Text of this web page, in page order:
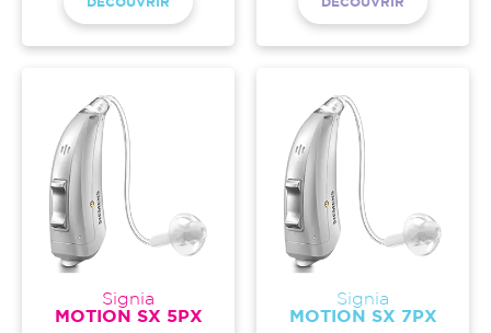
DÉCOUVRIR DÉCOUVRIR
Signia
MOTION SX 5PX
Signia
MOTION SX 7PX